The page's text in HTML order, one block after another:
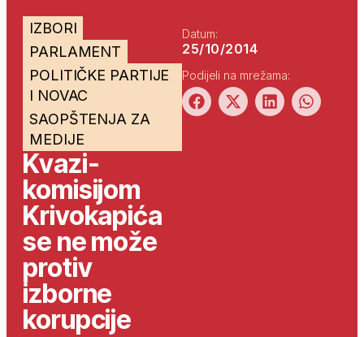
IZBORI
PARLAMENT
POLITIČKE PARTIJE
I NOVAC
SAOPŠTENJA ZA
MEDIJE
Kvazi-
komisijom
Krivokapića
se ne može
protiv
izborne
korupcije
Datum:
25/10/2014
Podijeli na mrežama: